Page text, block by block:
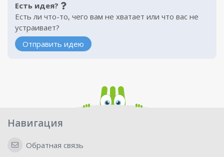
Есть идея?
Есть ли что-то, чего вам не хватает или что вас не
устраивает?
Отправить идею
Навигация
Обратная связь